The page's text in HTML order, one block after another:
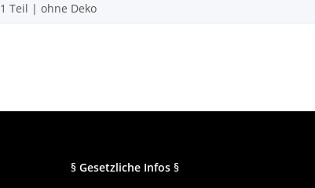
1 Teil | ohne Deko
§ Gesetzliche Infos §